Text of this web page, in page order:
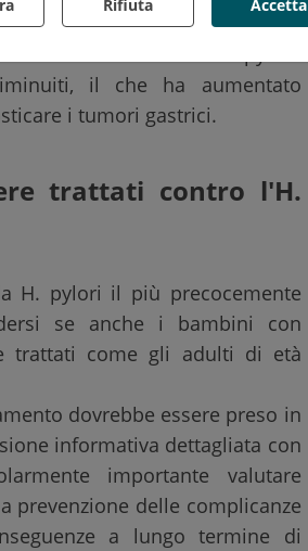
Rifiuta Accetta
dei contatti, nonché la
delle infezioni da H. pylori.
il che ha aumentato
i tumori gastrici.
trattati contro l'H.
H. pylori il più precocemente
se anche i bambini con
trattati come gli adulti di età
dovrebbe essere preso in
informativa dettagliata con
importante valutare
prevenzione delle complicanze
a lungo termine di